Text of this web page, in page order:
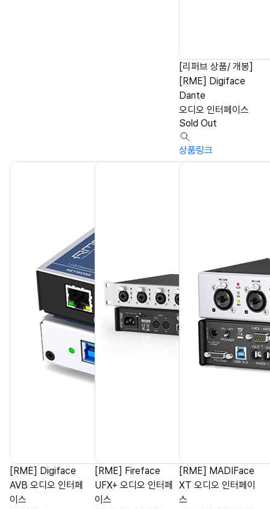
[리퍼브 상품/ 개봉]
[RME] Digiface
Dante
오디오 인터페이스
Sold Out
상품링크
[RME] Digiface
AVB 오디오 인터페
이스
[RME] Fireface
UFX+ 오디오 인터페
이스
[RME] MADIFace
XT 오디오 인터페이
스